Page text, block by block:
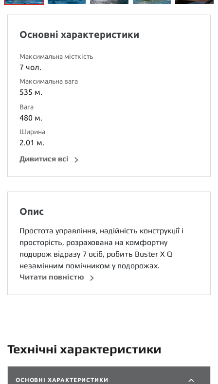
Основні характеристики
Максимальна місткість
7 чол.
Максимальна вага
535 м.
Вага
480 м.
Ширина
2.01 м.
Дивитися всі
Опис
Простота управління, надійність конструкції і
просторість, розрахована на комфортну
подорож відразу 7 осіб, робить Buster X Q
незамінним помічником у подорожах.
Читати повністю
Технічні характеристики
ОСНОВНІ ХАРАКТЕРИСТИКИ